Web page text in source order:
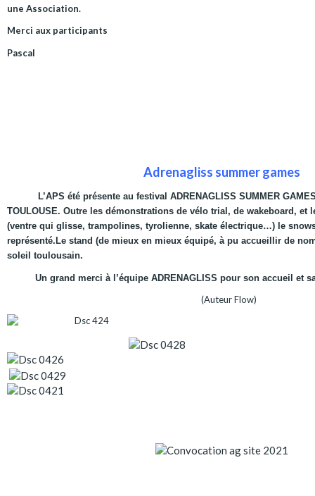
une Association.
Merci aux participants
Pascal
Adrenagliss summer games
L’APS été présente au festival ADRENAGLISS SUMMER
TOULOUSE. Outre les démonstrations de vélo trial, de wakeboard, et
(ventre qui glisse, trampolines, tyrolienne, skate électrique…) le
représenté. Le stand (de mieux en mieux équipé, à pu accueillir de
soleil toulousain.
Un grand merci à l’équipe ADRENAGLISS pour son accueil et
(Auteur Flow)